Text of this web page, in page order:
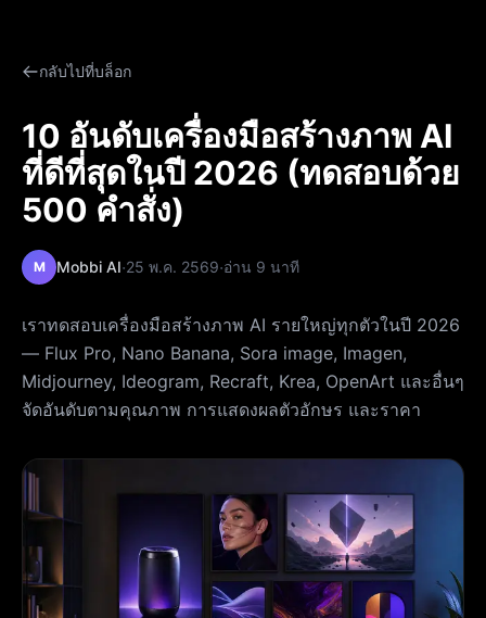
กลับไปที่บล็อก
10 อันดับเครื่องมือสร้างภาพ AI
ที่ดีที่สุดในปี 2026 (ทดสอบด้วย
500 คำสั่ง)
M Mobbi AI·25 พ.ค. 2569·อ่าน 9 นาที
เราทดสอบเครื่องมือสร้างภาพ AI รายใหญ่ทุกตัวในปี 2026
— Flux Pro, Nano Banana, Sora image, Imagen,
Midjourney, Ideogram, Recraft, Krea, OpenArt และอื่นๆ
จัดอันดับตามคุณภาพ การแสดงผลตัวอักษร และราคา